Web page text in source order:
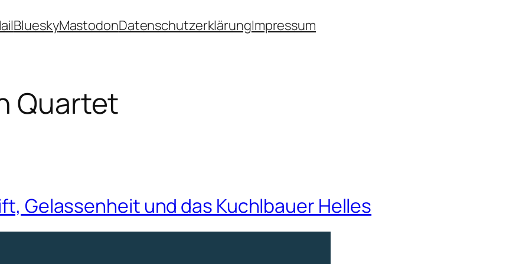
BlueskyMastodonDatenschutzerklärungImpressum
Quartet
Gelassenheit und das Kuchlbauer Helles